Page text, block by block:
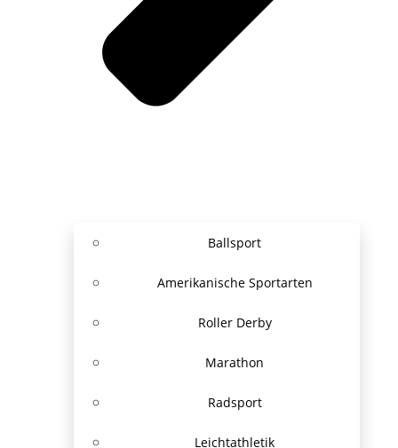
Ballsport
Amerikanische Sportarten
Roller Derby
Marathon
Radsport
Leichtathletik